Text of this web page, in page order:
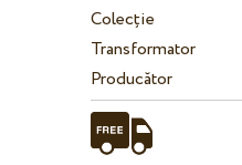
Colecție
Transformator
Producător